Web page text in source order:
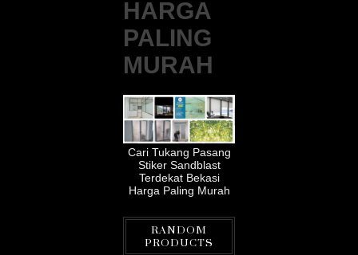
HARGA
PALING
MURAH
Cari Tukang Pasang
Stiker Sandblast
Terdekat Bekasi
Harga Paling Murah
RANDOM
PRODUCTS